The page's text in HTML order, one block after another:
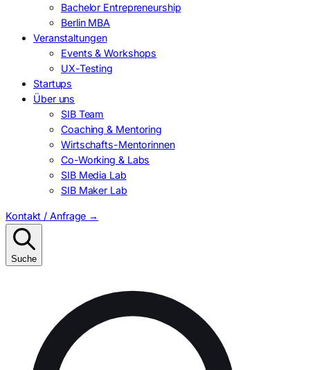
Bachelor Entrepreneurship
Berlin MBA
Veranstaltungen
Events & Workshops
UX-Testing
Startups
Über uns
SIB Team
Coaching & Mentoring
Wirtschafts-Mentorinnen
Co-Working & Labs
SIB Media Lab
SIB Maker Lab
Kontakt / Anfrage →
Suche